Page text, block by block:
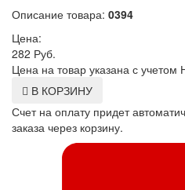
Описание товара: 0394
Цена:
282 Руб.
Цена на товар указана с учетом
В КОРЗИНУ
Счет на оплату придет
заказа через корзину.